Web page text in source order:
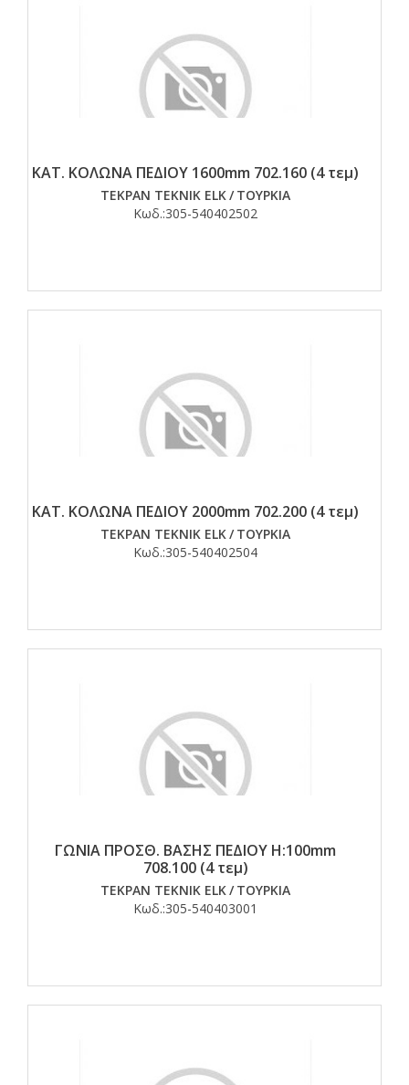
ΚΑΤ. ΚΟΛΩΝΑ ΠΕΔΙΟΥ 1600mm 702.160 (4 τεμ)
TEKPAN TEKNIK ELK/ ΤΟΥΡΚΙΑ
Κωδ.:305-540402502
ΚΑΤ. ΚΟΛΩΝΑ ΠΕΔΙΟΥ 2000mm 702.200 (4 τεμ)
TEKPAN TEKNIK ELK/ ΤΟΥΡΚΙΑ
Κωδ.:305-540402504
ΓΩΝΙΑ ΠΡΟΣΘ. ΒΑΣΗΣ ΠΕΔΙΟΥ H:100mm
708.100 (4 τεμ)
TEKPAN TEKNIK ELK/ ΤΟΥΡΚΙΑ
Κωδ.:305-540403001